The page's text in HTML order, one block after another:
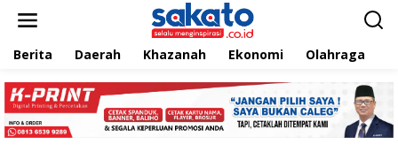
e
k
Berita Daerah Khazanah Ekonomi Olahraga